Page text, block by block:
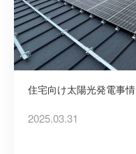
住宅向け太陽光発電事情
2025.03.31